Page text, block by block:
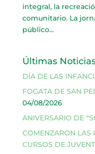
integral, la
comunitario. La
público...
Últimas
DÍA DE LAS
FOGATA DE SAN
04/08/2026
ANIVERSARIO DE
COMENZARON LAS
CURSOS DE